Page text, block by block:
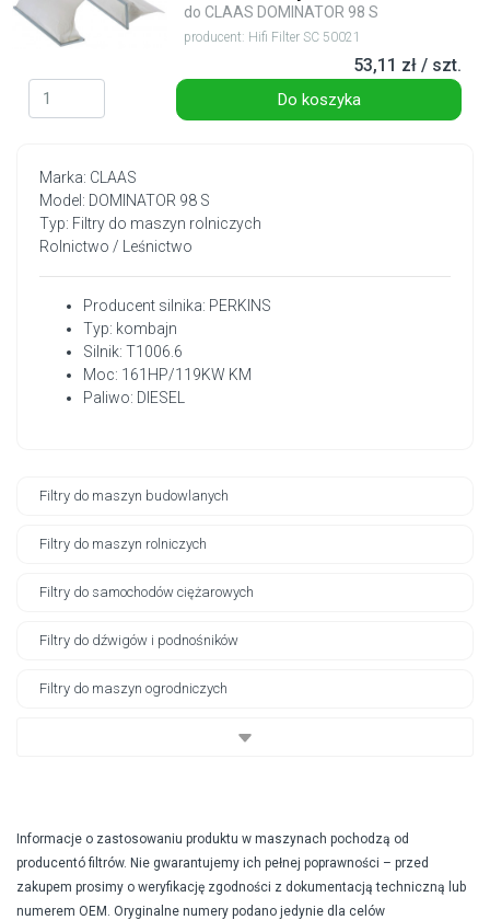
Marka: CLAAS
Model: DOMINATOR 98 S
Typ: Filtry do maszyn rolniczych
Rolnictwo / Leśnictwo
Producent silnika: PERKINS
Typ: kombajn
Silnik: T1006.6
Moc: 161HP/119KW KM
Paliwo: DIESEL
Filtry do maszyn budowlanych
Filtry do maszyn rolniczych
Filtry do samochodów ciężarowych
Filtry do dźwigów i podnośników
Filtry do maszyn ogrodniczych
do CLAAS DOMINATOR 98 S
producent: Hifi Filter SC 50021
53,11 zł / szt.
Do koszyka
Informacje o zastosowaniu produktu w maszynach pochodzą od
producentó filtrów. Nie gwarantujemy ich pełnej poprawności – przed
zakupem prosimy o weryfikację zgodności z dokumentacją techniczną lub
numerem OEM. Oryginalne numery podano jedynie dla celów